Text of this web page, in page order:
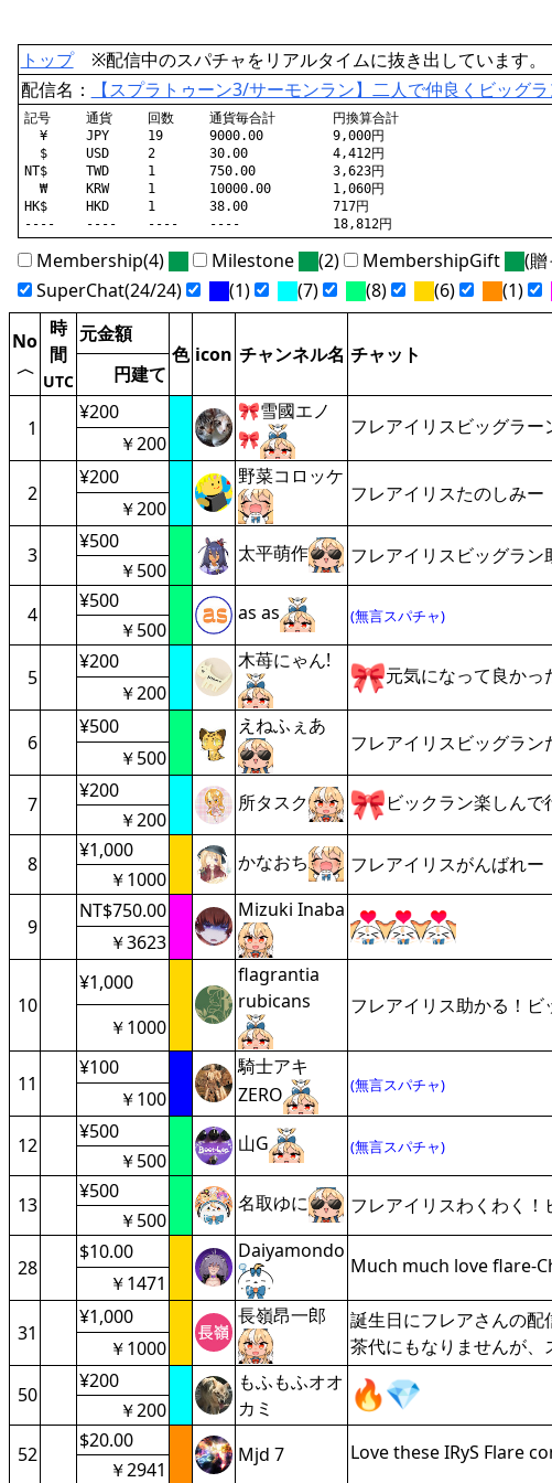
トップ※配信中のスパチャをリアルタイムに抜き出しています。
配信名：
【スプラトゥーン3/サーモンラン】二人で仲良くビッグ
記号	通貨	回数	通貨毎合計	円換算合計
  ¥	JPY	19	9000.00		9,000円
  $	USD	2	30.00		4,412円
NT$	TWD	1	750.00		3,623円
  ₩	KRW	1	10000.00	1,060円
HK$	HKD	1	38.00		717円
Membership(4) Milestone (2) MembershipGift
(
SuperChat(24/24)
(1) (7) (8) (6) (1)
No
〈
時
間
UTC
元金額
色 icon チャンネル名 チャット
円建て
1
¥200
🎀雪國エノ
🎀
フレアイリスビッグラ
￥200
2
¥200 野菜コロッケ
フレアイリスたのしみー
￥200
3
¥500
太平萌作 フレアイリスビッグラン
￥500
4
¥500
as as (無言スパチャ)
￥500
5
¥200 木苺にゃん!
元気になって良かっ
￥200
6
¥500 えねふぇあ
フレアイリスビッグラン
￥500
7
¥200
所タスク ビックラン楽しんで
￥200
8
¥1,000
かなおち フレアイリスがんばれー
￥1000
9
NT$750.00
Mizuki Inaba
￥3623
10
¥1,000
flagrantia
rubicans
フレアイリス助かる！ビ
￥1000
11
¥100
騎士アキ
ZERO
(無言スパチャ)
￥100
12
¥500
山G (無言スパチャ)
￥500
13
¥500
名取ゆに フレアイリスわくわく！
￥500
28
$10.00 Daiyamondo
Much much love flare-
￥1471
31
¥1,000 長嶺昂一郎
誕生日にフレアさんの
茶代にもなりませんが、
￥1000
50
¥200
もふもふオオ
カミ
￥200
52
$20.00
Mjd 7 Love these IRyS Flare
￥2941